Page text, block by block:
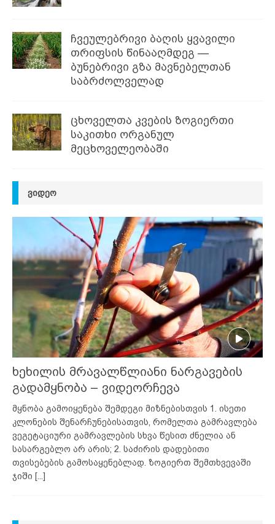
ჩვეულებრივი ბაღის ყვავილი
თრიფსის წინააღმდეგ —
ბუნებრივი გზა მავნებელთან
საბრძოლველად
ცხოველთა კვების ზოგიერთი
საკითხი ორგანულ
მეცხოველეობაში
ᲕᲘᲓᲔᲝ
ხეხილის მრავალწლიანი ნარგავების
გადამყნობა – ვიდეორჩევა
მყნობა გამოიყენება შემდეგი მიზნებისთვის 1. ისეთი
კლონების შენარჩუნებისათვის, რომელთა გამრავლება
ვეგეტაციური გამრავლების სხვა წესით ძნელია ან
სასარგებლო არ არის; 2. საძირის დადებითი
თვისებების გამოსაყენებლად. ზოგიერთ შემთხვევაში
ჯიში [...]